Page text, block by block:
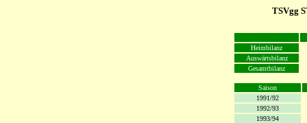
TSVgg
Heimbilanz
Auswärtsbilanz
Gesamtbilanz
Saison
1991/92
1992/93
1993/94